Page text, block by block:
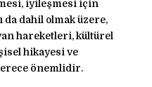
iyileşmesi için
dahil olmak üzere,
hareketleri, kültürel
hikayesi ve
önemlidir.